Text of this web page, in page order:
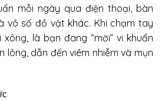
mỗi ngày qua điện thoại, bàn
vô số đồ vật khác. Khi chạm tay
là bạn đang “mời” vi khuẩn
lông, dẫn đến viêm nhiễm và mụn